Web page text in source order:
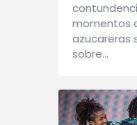
momentos
azucareras
sobre…